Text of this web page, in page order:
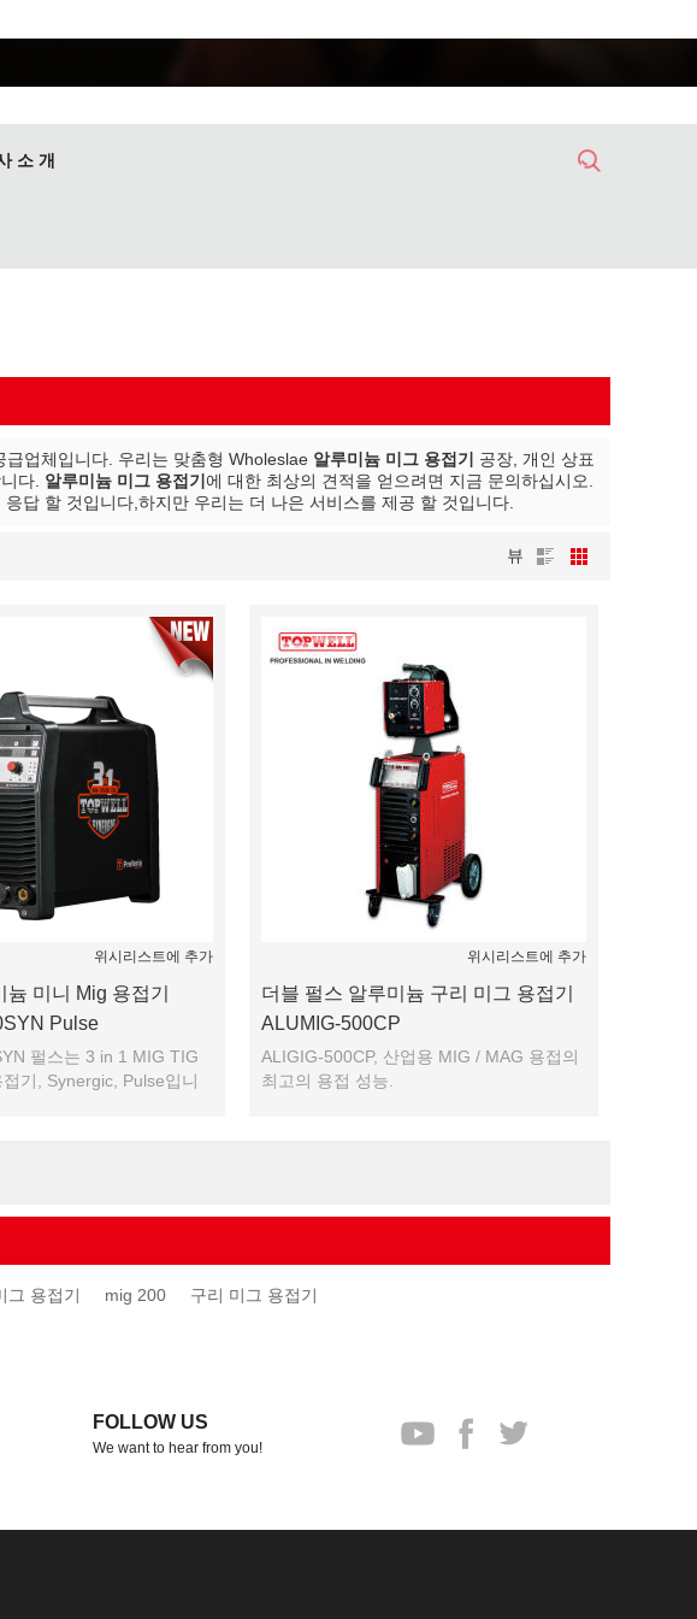
소 개
급업체입니다. 우리는 맞춤형 Wholeslae 알루미늄 미그 용접기
공장, 개인 상표
다. 알루미늄 미그 용접기 에 대한 최상의 견적을 얻으려면 지금 문의하십시오.
답 할 것입니다,하지만 우리는 더 나은 서비스를 제공 할 것입니다.
뷰
위시리스트에 추가
미니 Mig 용접기
Pulse
펄스는 3 in 1 MIG TIG
기, Synergic, Pulse입니
위시리스트에 추가
더블 펄스 알루미늄 구리 미그 용접기
ALUMIG-500CP
ALIGIG-500CP, 산업용 MIG / MAG 용접의
최고의 용접 성능.
그 용접기 mig 200 구리 미그 용접기
FOLLOW US
We want to hear from you!